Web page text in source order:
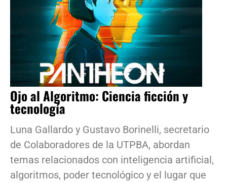
Ojo al Algoritmo: Ciencia ficción y
tecnología
Luna Gallardo y Gustavo Borinelli, secretario
de Colaboradores de la UTPBA, abordan
temas relacionados con inteligencia artificial,
algoritmos, poder tecnológico y el lugar que